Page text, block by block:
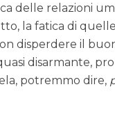
delle relazioni
la fatica di
disperdere il
disarmante,
potremmo dire,